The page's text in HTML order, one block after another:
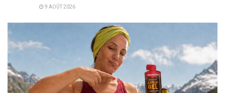
9 AOÛT 2026